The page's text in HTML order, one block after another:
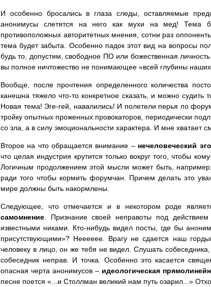
И особенно бросались в глаза следы, оставляемые
анонимусы слетятся на него как мухи на мед! Тема
противоположных авторитетных мнения, сотни раз
тема будет забыта. Особенно падок этот вид на вопросы
будь то, допустим, свободное ПО или божественная
вы полное ничтожество не понимающее «всей глубины наших
Вообще, после прочтения определенного количества
канешна тяжело что-то конкретное сказать, и можно
Новая тема! Эге-гей, навалились! И полетели перья по
тройку опытных проженных провокаторов, периодически
со зла, а в силу эмоциональности характера. И мне хватает
Второе на что обращается внимание – нечеловеческий
что целая индустрия крутится только вокруг того, чтобы
Логичным продолжением этой мысли может быть,
ради того чтобы кормить форумчан. Причем делать это
мире должны быть накормлены.
Следующее, что отмечается и в некотором роде
самомнение . Признание своей неправоты под
известными никами. Кто-нибудь видел посты, где бы
присутствующими»? Нееееее. Врагу не сдается наш
человеку в лицо, он же тебя не видел. Слушать
собеседник неправ. И точка. Особенно это касается
опасная черта анонимусов – идеологическая
песне поется «...и Столлман великий нам путь озарил...»